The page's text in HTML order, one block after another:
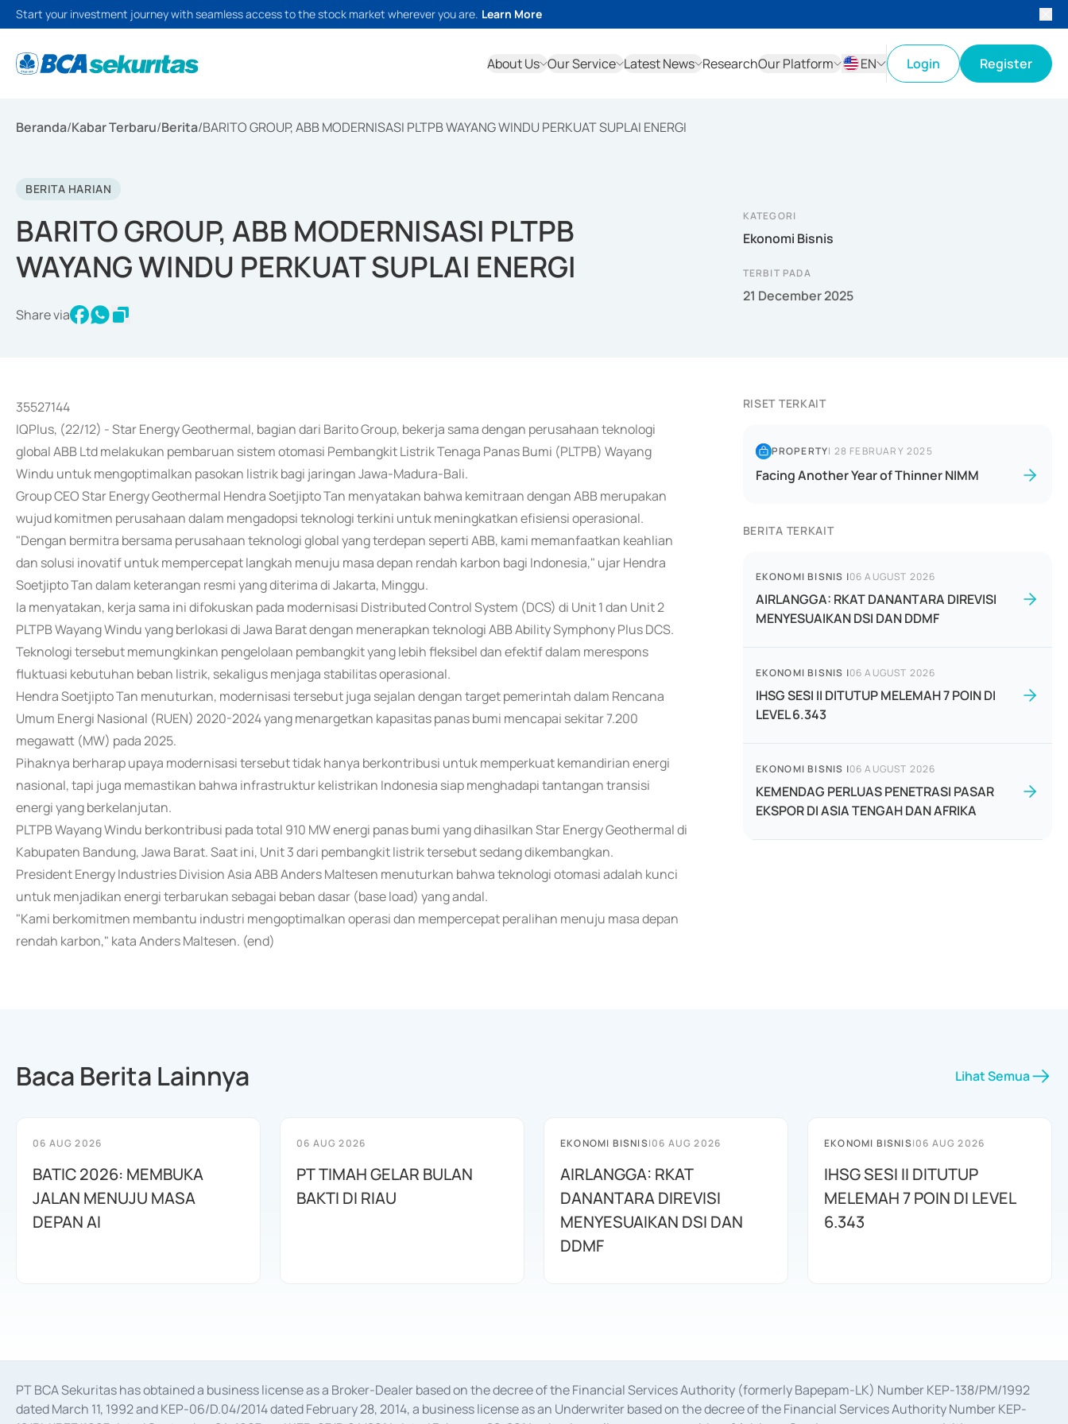
Start your investment journey with seamless access to the stock market wherever you are. Learn More
About Us Our Service Latest News ResearchOur Platform
EN
Login Register
Beranda/Kabar Terbaru/Berita/BARITO GROUP, ABB MODERNISASI PLTPB WAYANG WINDU PERKUAT SUPLAI ENERGI
BERITA HARIAN
BARITO GROUP, ABB MODERNISASI PLTPB
WAYANG WINDU PERKUAT SUPLAI ENERGI
Share via
KATEGORI
Ekonomi Bisnis
TERBIT PADA
21 December 2025
35527144
IQPlus, (22/12) - Star Energy Geothermal, bagian dari Barito Group, bekerja sama dengan perusahaan teknologi
global ABB Ltd melakukan pembaruan sistem otomasi Pembangkit Listrik Tenaga Panas Bumi (PLTPB) Wayang
Windu untuk mengoptimalkan pasokan listrik bagi jaringan Jawa-Madura-Bali.
Group CEO Star Energy Geothermal Hendra Soetjipto Tan menyatakan bahwa kemitraan dengan ABB merupakan
wujud komitmen perusahaan dalam mengadopsi teknologi terkini untuk meningkatkan efisiensi operasional.
"Dengan bermitra bersama perusahaan teknologi global yang terdepan seperti ABB, kami memanfaatkan keahlian
dan solusi inovatif untuk mempercepat langkah menuju masa depan rendah karbon bagi Indonesia," ujar Hendra
Soetjipto Tan dalam keterangan resmi yang diterima di Jakarta, Minggu.
Ia menyatakan, kerja sama ini difokuskan pada modernisasi Distributed Control System (DCS) di Unit 1 dan Unit 2
PLTPB Wayang Windu yang berlokasi di Jawa Barat dengan menerapkan teknologi ABB Ability Symphony Plus DCS.
Teknologi tersebut memungkinkan pengelolaan pembangkit yang lebih fleksibel dan efektif dalam merespons
fluktuasi kebutuhan beban listrik, sekaligus menjaga stabilitas operasional.
Hendra Soetjipto Tan menuturkan, modernisasi tersebut juga sejalan dengan target pemerintah dalam Rencana
Umum Energi Nasional (RUEN) 2020-2024 yang menargetkan kapasitas panas bumi mencapai sekitar 7.200
megawatt (MW) pada 2025.
Pihaknya berharap upaya modernisasi tersebut tidak hanya berkontribusi untuk memperkuat kemandirian energi
nasional, tapi juga memastikan bahwa infrastruktur kelistrikan Indonesia siap menghadapi tantangan transisi
energi yang berkelanjutan.
PLTPB Wayang Windu berkontribusi pada total 910 MW energi panas bumi yang dihasilkan Star Energy Geothermal di
Kabupaten Bandung, Jawa Barat. Saat ini, Unit 3 dari pembangkit listrik tersebut sedang dikembangkan.
President Energy Industries Division Asia ABB Anders Maltesen menuturkan bahwa teknologi otomasi adalah kunci
untuk menjadikan energi terbarukan sebagai beban dasar (base load) yang andal.
"Kami berkomitmen membantu industri mengoptimalkan operasi dan mempercepat peralihan menuju masa depan
rendah karbon," kata Anders Maltesen. (end)
RISET TERKAIT
PROPERTY| 28 FEBRUARY 2025
Facing Another Year of Thinner NIMM
BERITA TERKAIT
EKONOMI BISNIS |06 AUGUST 2026
AIRLANGGA: RKAT DANANTARA DIREVISI
MENYESUAIKAN DSI DAN DDMF
EKONOMI BISNIS |06 AUGUST 2026
IHSG SESI II DITUTUP MELEMAH 7 POIN DI
LEVEL 6.343
EKONOMI BISNIS |06 AUGUST 2026
KEMENDAG PERLUAS PENETRASI PASAR
EKSPOR DI ASIA TENGAH DAN AFRIKA
Baca Berita Lainnya Lihat Semua
06 AUG 2026
BATIC 2026: MEMBUKA
JALAN MENUJU MASA
DEPAN AI
06 AUG 2026
PT TIMAH GELAR BULAN
BAKTI DI RIAU
EKONOMI BISNIS|06 AUG 2026
AIRLANGGA: RKAT
DANANTARA DIREVISI
MENYESUAIKAN DSI DAN
DDMF
EKONOMI BISNIS|06 AUG 2026
IHSG SESI II DITUTUP
MELEMAH 7 POIN DI LEVEL
6.343
PT BCA Sekuritas has obtained a business license as a Broker-Dealer based on the decree of the Financial Services Authority (formerly Bapepam-LK) Number KEP-138/PM/1992
dated March 11, 1992 and KEP-06/D.04/2014 dated February 28, 2014, a business license as an Underwriter based on the decree of the Financial Services Authority Number KEP-